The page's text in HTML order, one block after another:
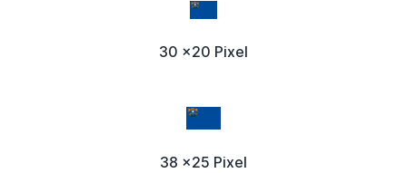
30 x20 Pixel
38 x25 Pixel